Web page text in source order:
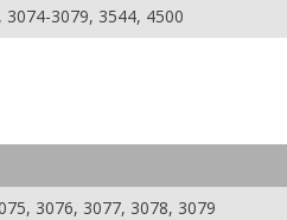
3074-3079, 3544, 4500
3076, 3077, 3078, 3079